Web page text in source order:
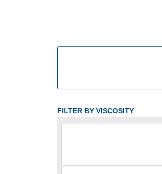
FILTER BY VISCOSITY